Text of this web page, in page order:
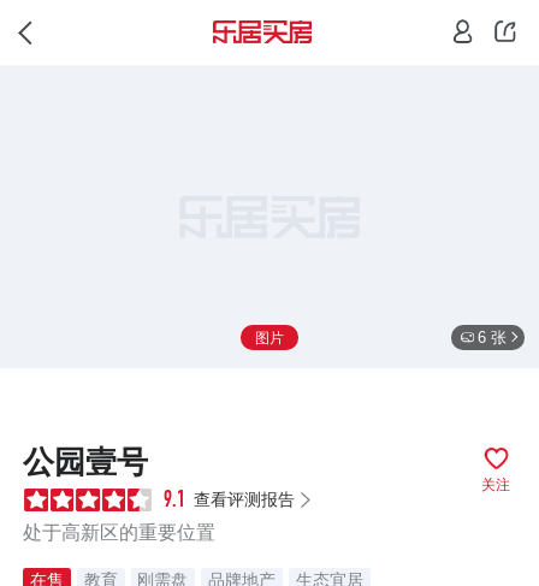
图片 6 张
关注
公园壹号
9.1 查看评测报告
处于高新区的重要位置
在售 教育 刚需盘 品牌地产 生态宜居